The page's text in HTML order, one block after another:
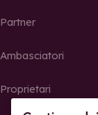
Partner
Ambasciatori
Proprietari